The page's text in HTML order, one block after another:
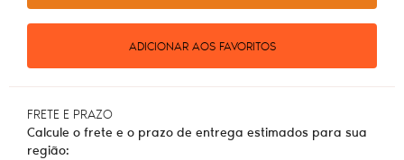
ADICIONAR AOS FAVORITOS
FRETE E PRAZO
Calcule o frete e o prazo de entrega estimados para sua
região: